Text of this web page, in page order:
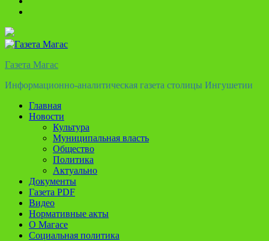
Газета Магас
Информационно-аналитическая газета столицы Ингушетии
Главная
Новости
Культура
Муниципальная власть
Общество
Политика
Актуально
Документы
Газета PDF
Видео
Нормативные акты
О Магасе
Социальная политика